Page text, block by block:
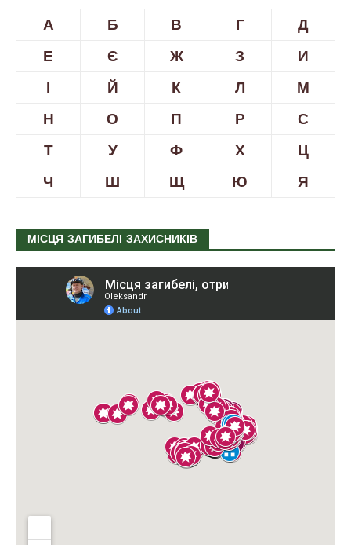
А Б В Г
Д
Е
Є Ж З
И
І
Й К Л
М
Н
О П Р
С
Т
У Ф Х
Ц
Ч
Ш Щ Ю Я
МІСЦЯ ЗАГИБЕЛІ ЗАХИСНИКІВ